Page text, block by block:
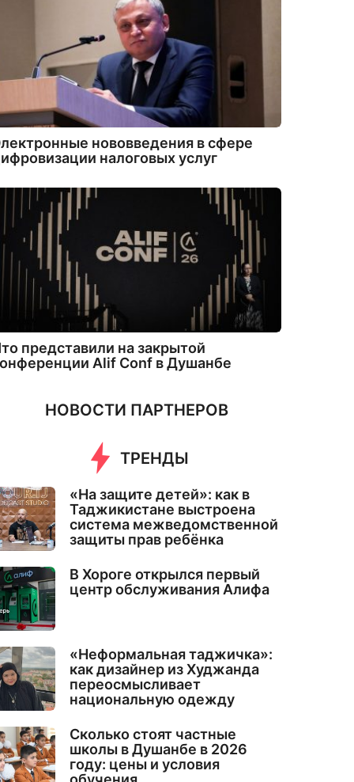
нововведения в сфере
налоговых услуг
представили на закрытой
Alif Conf в Душанбе
НОВОСТИ ПАРТНЕРОВ
ТРЕНДЫ
«На защите детей»: как в
Таджикистане выстроена
система межведомственной
защиты прав ребёнка
В Хороге открылся первый
центр обслуживания Алифа
«Неформальная таджичка»:
как дизайнер из Худжанда
переосмысливает
национальную одежду
Сколько стоят частные
школы в Душанбе в 2026
году: цены и условия